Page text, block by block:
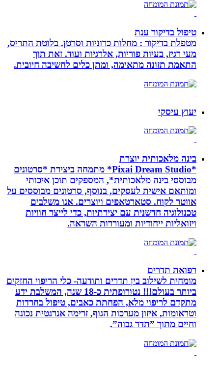
טיפול בדיקור ענת
מטפלת בדיקור : מחלות כרוניות וסרטן. בלוטת התריס,
מעי רגיז, בעיות פוריות, אלרגיות ועוד. זאת תוך
התאמת תזונה מתאימה, ומתן כלים לחשיבה חיובית.
יעוץ עיסקי
בינה מלאכותית יוצרת
*Pixai Dream Studio* מתמחה ביצירת *סרטונים
מבוססי בינה מלאכותית*, המספקים תוכן איכותי
ומותאם אישית לעסקים, בנוסף, סרטונים מבוססים על
אווטר לקוח. סטארטאפים ויוצרים. אנו משלבים
טכנולוגיה חדשנית עם יצירתיות, כדי לייצר חוויות
ויזואליות ייחודיות ומעוררות השראה.
רפואת תדרים
מומחית לשילוב בין תדרים ותודעה- כלי הריפוי החזקים
ביותר בעולם!!! נטורופתית כ-18 שנה, המשלבת ידע
מתקדם לריפוי מלא, הפחתת כאבים, טיפול בחרדות
וטראומות, איזון מערכות הגוף, זרימה אנרגטית נכונה
וחיים מתוך ”תדר גבוה”.